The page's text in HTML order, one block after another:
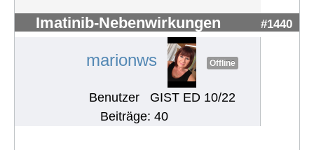
Imatinib-Nebenwirkungen #1440
marionws Offline
Benutzer
GIST ED 10/22
Beiträge: 40